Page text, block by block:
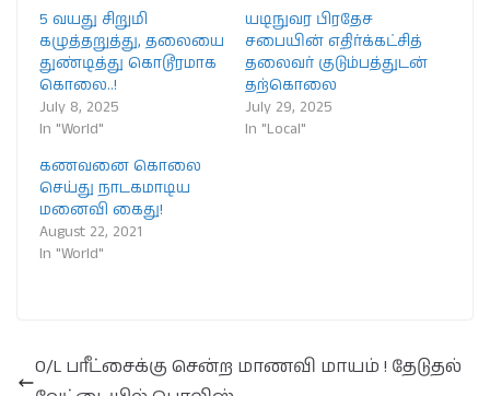
5 வயது சிறுமி
கழுத்தறுத்து, தலையை
துண்டித்து கொடூரமாக
கொலை..!
July 8, 2025
In "World"
யடிநுவர பிரதேச
சபையின் எதிர்க்கட்சித்
தலைவர் குடும்பத்துடன்
தற்கொலை
July 29, 2025
In "Local"
கணவனை கொலை
செய்து நாடகமாடிய
மனைவி கைது!
August 22, 2021
In "World"
O/L பரீட்சைக்கு சென்ற மாணவி மாயம் ! தேடுதல்